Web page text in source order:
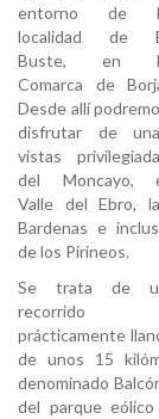
entorno de
localidad de
Buste, en
Comarca de
Desde allí
disfrutar de
vistas
del Moncayo,
Valle del Ebro,
Bardenas e
de los Pirineos.
Se trata de
recorrido
prácticamente
de unos 15
denominado
del parque